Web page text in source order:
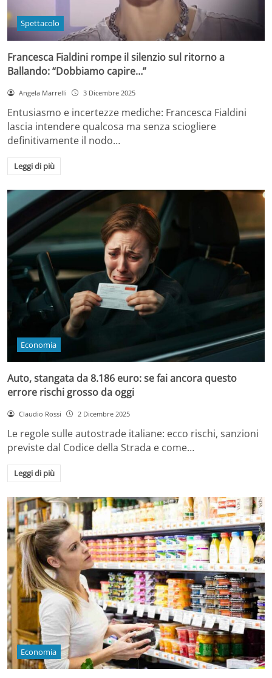
Spettacolo
Francesca Fialdini rompe il silenzio sul ritorno a
Ballando: “Dobbiamo capire…”
Angela Marrelli 3 Dicembre 2025
Entusiasmo e incertezze mediche: Francesca Fialdini
lascia intendere qualcosa ma senza sciogliere
definitivamente il nodo…
Leggi di più
Economia
Auto, stangata da 8.186 euro: se fai ancora questo
errore rischi grosso da oggi
Claudio Rossi 2 Dicembre 2025
Le regole sulle autostrade italiane: ecco rischi, sanzioni
previste dal Codice della Strada e come…
Leggi di più
Economia